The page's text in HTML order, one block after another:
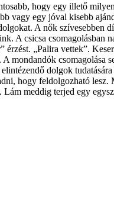
hogy egy illető
vagy egy jóval kisebb
A nők szívesebben
A csicsa csomagolásban
„Palira vettek”.
csomagolása
dolgok
hogy feldolgozható
meddig terjed egy